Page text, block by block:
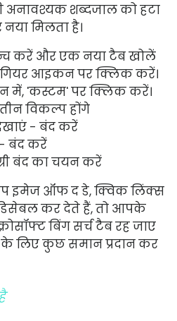
शब्दजाल को हटा
मिलता है।
करें और एक नया टैब खोलें
गियर आइकन पर क्लिक करें।
में, 'कस्टम' पर क्लिक करें।
विकल्प होंगे
- बंद करें
बंद करें
बंद का चयन करें
इमेज ऑफ द डे, क्विक लिंक्स
कर देते हैं, तो आपके
बिंग सर्च टैब रह जाए
के लिए कुछ समान प्रदान कर